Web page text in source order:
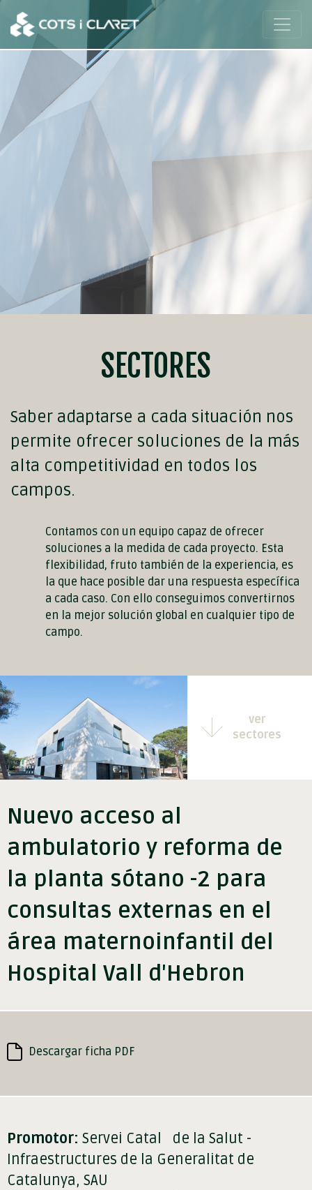
SECTORES
Saber adaptarse a cada situación nos
permite ofrecer soluciones de la más
alta competitividad en todos los
campos.
Contamos con un equipo capaz de ofrecer
soluciones a la medida de cada proyecto. Esta
flexibilidad, fruto también de la experiencia, es
la que hace posible dar una respuesta específica
a cada caso. Con ello conseguimos convertirnos
en la mejor solución global en cualquier tipo de
campo.
ver
sectores
Nuevo acceso al
ambulatorio y reforma de
la planta sótano -2 para
consultas externas en el
área maternoinfantil del
Hospital Vall d'Hebron
Descargar ficha PDF
Promotor: Servei Catal de la Salut -
Infraestructures de la Generalitat de
Catalunya, SAU